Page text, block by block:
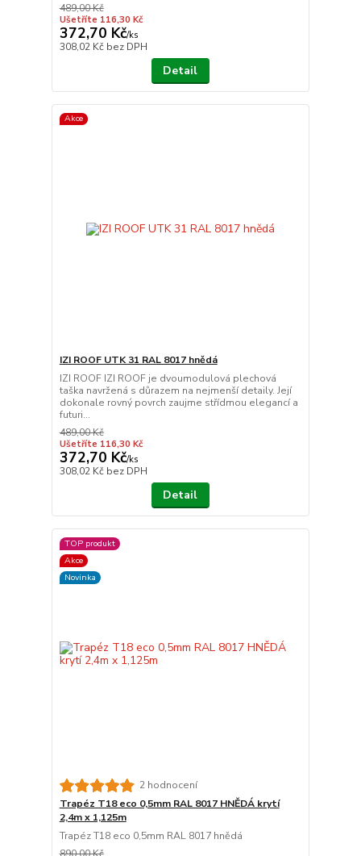
489,00 Kč
Ušetříte 116,30 Kč
372,70 Kč/ks
308,02 Kč bez DPH
Detail
Akce
IZI ROOF UTK 31 RAL 8017 hnědá
IZI ROOF IZI ROOF je dvoumodulová plechová
taška navržená s důrazem na nejmenší detaily. Její
dokonale rovný povrch zaujme střídmou elegancí a
futuri...
489,00 Kč
Ušetříte 116,30 Kč
372,70 Kč/ks
308,02 Kč bez DPH
Detail
TOP produkt
Akce
Novinka
2 hodnocení
Trapéz T18 eco 0,5mm RAL 8017 HNĚDÁ krytí
2,4m x 1,125m
Trapéz T18 eco 0,5mm RAL 8017 hnědá